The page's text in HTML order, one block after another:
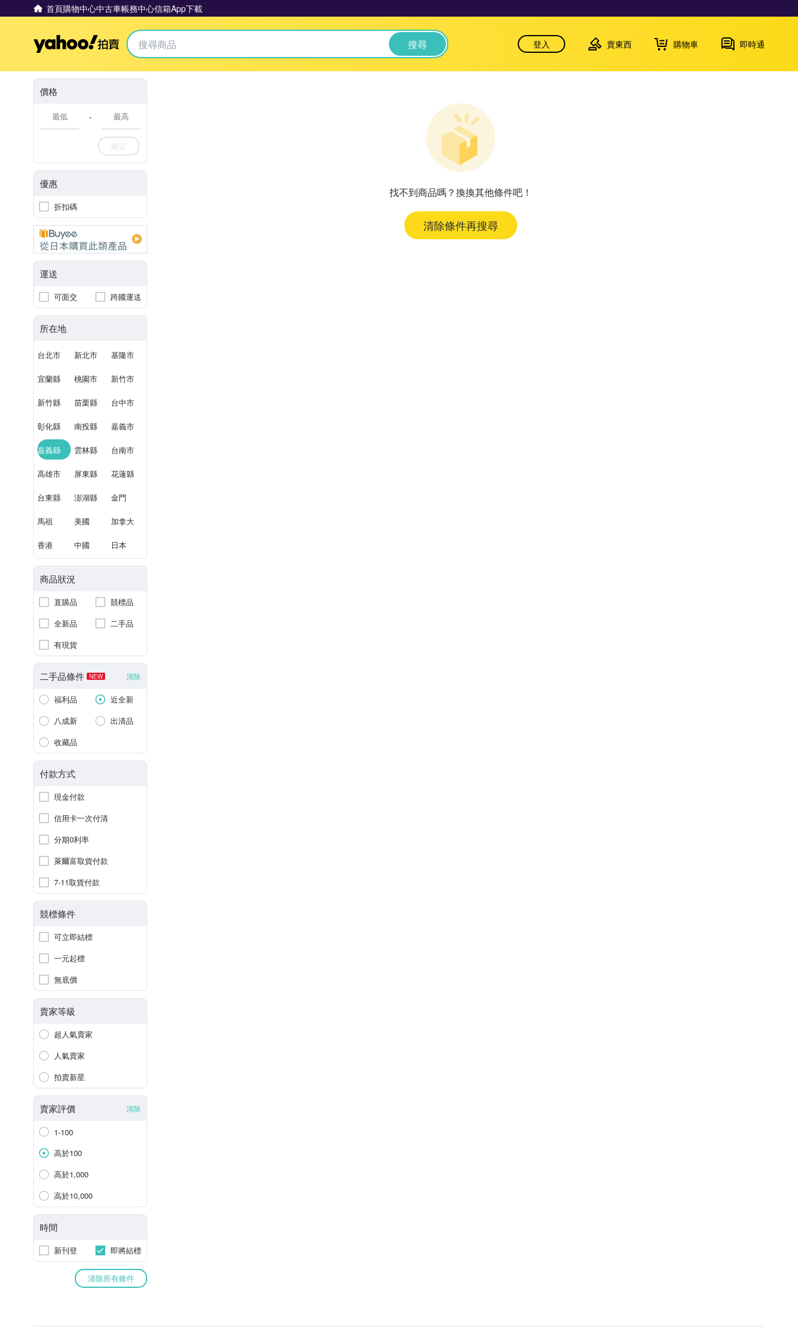
首頁購物中心中古車帳務中心信箱App下載
Yahoo拍賣 搜尋 登入 賣東西 購物車 即時通
價格
-
確定
優惠
折扣碼
運送
可面交 跨國運送
所在地
台北市 新北市 基隆市
宜蘭縣 桃園市 新竹市
新竹縣 苗栗縣 台中市
彰化縣 南投縣 嘉義市
嘉義縣 雲林縣 台南市
高雄市 屏東縣 花蓮縣
台東縣 澎湖縣 金門
馬祖 美國 加拿大
香港 中國 日本
商品狀況
直購品
競標品
全新品
二手品
有現貨
二手品條件 NEW 清除
福利品
近全新
八成新
出清品
收藏品
付款方式
現金付款
信用卡一次付清
分期0利率
萊爾富取貨付款
7-11取貨付款
競標條件
可立即結標
一元起標
無底價
賣家等級
超人氣賣家
人氣賣家
拍賣新星
賣家評價 清除
1-100
高於100
高於1,000
高於10,000
時間
新刊登 即將結標
清除所有條件
找不到商品嗎？換換其他條件吧！
清除條件再搜尋